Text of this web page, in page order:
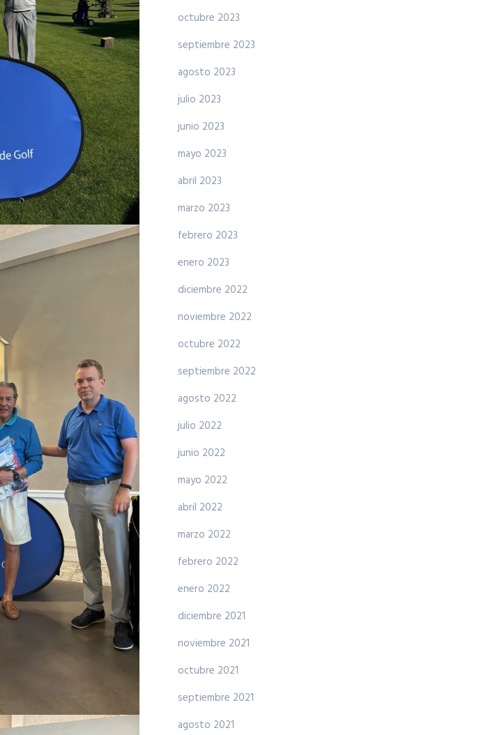
octubre 2023
septiembre 2023
agosto 2023
julio 2023
junio 2023
mayo 2023
abril 2023
marzo 2023
febrero 2023
enero 2023
diciembre 2022
noviembre 2022
octubre 2022
septiembre 2022
agosto 2022
julio 2022
junio 2022
mayo 2022
abril 2022
marzo 2022
febrero 2022
enero 2022
diciembre 2021
noviembre 2021
octubre 2021
septiembre 2021
agosto 2021